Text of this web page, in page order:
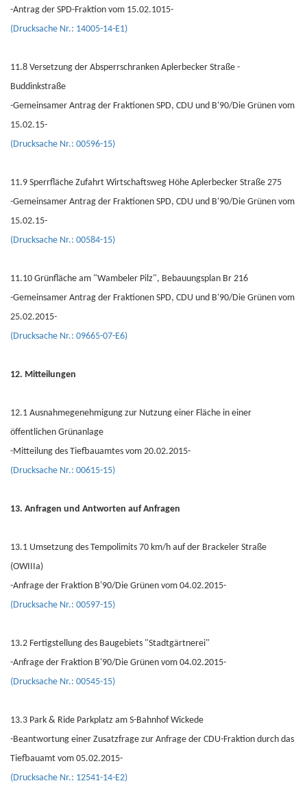
-Antrag der SPD-Fraktion vom 15.02.1015-
(Drucksache Nr.: 14005-14-E1)
11.8 Versetzung der Absperrschranken Aplerbecker Straße -
Buddinkstraße
-Gemeinsamer Antrag der Fraktionen SPD, CDU und B'90/Die Grünen vom
15.02.15-
(Drucksache Nr.: 00596-15)
11.9 Sperrfläche Zufahrt Wirtschaftsweg Höhe Aplerbecker Straße 275
-Gemeinsamer Antrag der Fraktionen SPD, CDU und B'90/Die Grünen vom
15.02.15-
(Drucksache Nr.: 00584-15)
11.10 Grünfläche am "Wambeler Pilz", Bebauungsplan Br 216
-Gemeinsamer Antrag der Fraktionen SPD, CDU und B'90/Die Grünen vom
25.02.2015-
(Drucksache Nr.: 09665-07-E6)
12. Mitteilungen
12.1 Ausnahmegenehmigung zur Nutzung einer Fläche in einer
öffentlichen Grünanlage
-Mitteilung des Tiefbauamtes vom 20.02.2015-
(Drucksache Nr.: 00615-15)
13. Anfragen und Antworten auf Anfragen
13.1 Umsetzung des Tempolimits 70 km/h auf der Brackeler Straße
(OWIIIa)
-Anfrage der Fraktion B'90/Die Grünen vom 04.02.2015-
(Drucksache Nr.: 00597-15)
13.2 Fertigstellung des Baugebiets "Stadtgärtnerei"
-Anfrage der Fraktion B'90/Die Grünen vom 04.02.2015-
(Drucksache Nr.: 00545-15)
13.3 Park & Ride Parkplatz am S-Bahnhof Wickede
-Beantwortung einer Zusatzfrage zur Anfrage der CDU-Fraktion durch das
Tiefbauamt vom 05.02.2015-
(Drucksache Nr.: 12541-14-E2)